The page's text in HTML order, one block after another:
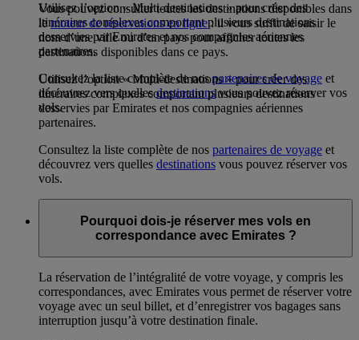
Utilisez l’option « Multi-destinations » pour créer des
itinéraires complexes comportant plusieurs destinations
desservies par Emirates et nos compagnies aériennes
partenaires.
Consultez la liste complète de nospartenaires de voyage et
découvrez vers quellesdestinationsvous pouvez réserver vos
vols.
Vous pouvez consulter toutes les destinations disponibles dans
lemoteur de réservations en ligne: il vous suffit de saisir le
nom d’une ville ou d’un pays pour afficher toutes les
destinations disponibles dans ce pays.
Utilisez l’option « Multi-destinations » pour créer des
itinéraires complexes comportant plusieurs destinations
desservies par Emirates et nos compagnies aériennes
partenaires.
Consultez la liste complète de nos partenaires de voyage et
découvrez vers quelles destinations vous pouvez réserver vos
vols.
Pourquoi dois-je réserver mes vols en
correspondance avec Emirates ?
La réservation de l’intégralité de votre voyage, y compris les
correspondances, avec Emirates vous permet de réserver votre
voyage avec un seul billet, et d’enregistrer vos bagages sans
interruption jusqu’à votre destination finale.